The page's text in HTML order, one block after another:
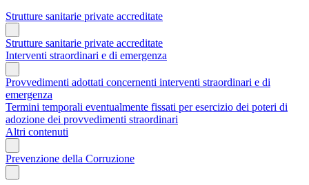
Strutture sanitarie private accreditate
Strutture sanitarie private accreditate
Interventi straordinari e di emergenza
Provvedimenti adottati concernenti interventi straordinari e di
emergenza
Termini temporali eventualmente fissati per esercizio dei poteri di
adozione dei provvedimenti straordinari
Altri contenuti
Prevenzione della Corruzione